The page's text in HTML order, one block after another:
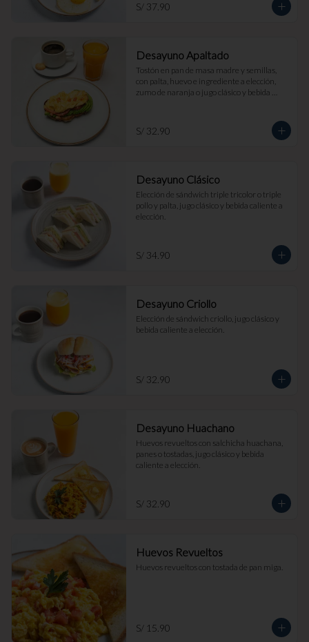
S/ 37.90
Desayuno Apaltado
Tostón en pan de masa madre y semillas,
con palta, huevo e ingrediente a elección,
zumo de naranja o jugo clásico y bebida
S/ 32.90
Desayuno Clásico
Elección de sándwich triple tricolor o triple
pollo y palta, jugo clásico y bebida caliente a
elección.
S/ 34.90
Desayuno Criollo
Elección de sándwich criollo, jugo clásico y
bebida caliente a elección.
S/ 32.90
Desayuno Huachano
Huevos revueltos con salchicha huachana,
panes o tostadas, jugo clásico y bebida
caliente a elección.
S/ 32.90
Huevos Revueltos
Huevos revueltos con tostada de pan miga.
S/ 15.90